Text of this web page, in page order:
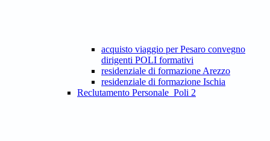
acquisto viaggio per Pesaro convegno
dirigenti POLI formativi
residenziale di formazione Arezzo
residenziale di formazione Ischia
Reclutamento Personale_Poli 2